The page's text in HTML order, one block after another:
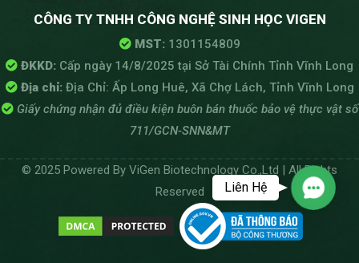
CÔNG TY TNHH CÔNG NGHỆ SINH HỌC VIGEN
MST:1301154809
ĐKKD: Cấp ngày 14/8/2025 tại Sở Tài Chính Tỉnh Vĩnh Long
Địa chỉ:Địa Chỉ: Ấp Long Huê, Xã Chợ Lách, Tỉnh Vĩnh Long
Giấy chứng nhận đủ điều kiện buôn bán thuốc bảo vệ thực vật số
711/GCN-SNN&MT
© 2025 Powered By ViGen Biotechnology Co.,Ltd | All Rights
Reserved
Liên Hệ